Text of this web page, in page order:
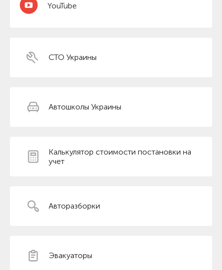
YouTube
СТО Украины
Автошколы Украины
Калькулятор стоимости постановки на
учет
Авторазборки
Эвакуаторы